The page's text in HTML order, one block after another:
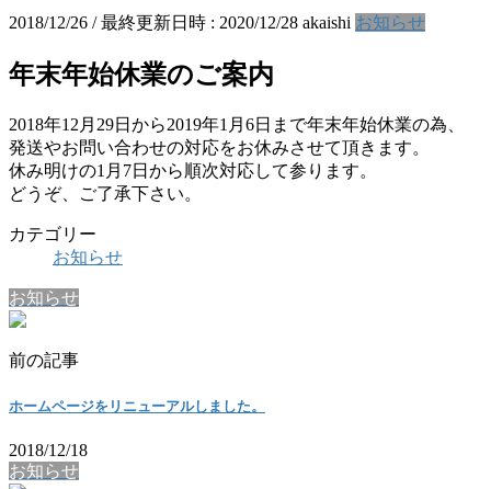
2018/12/26 / 最終更新日時 : 2020/12/28 akaishi お知らせ
年末年始休業のご案内
2018年12月29日から2019年1月6日まで年末年始休業の為、
発送やお問い合わせの対応をお休みさせて頂きます。
休み明けの1月7日から順次対応して参ります。
どうぞ、ご了承下さい。
カテゴリー
お知らせ
お知らせ
前の記事
ホームページをリニューアルしました。
2018/12/18
お知らせ